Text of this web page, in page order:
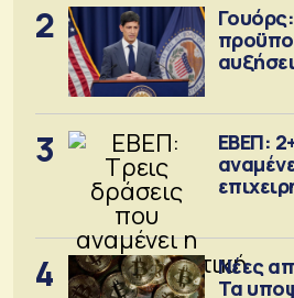
2
3
ΕΒΕΠ:
4
Νέες
Τα